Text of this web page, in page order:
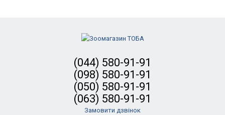
(044) 580-91-91
(098) 580-91-91
(050) 580-91-91
(063) 580-91-91
Замовити дзвінок